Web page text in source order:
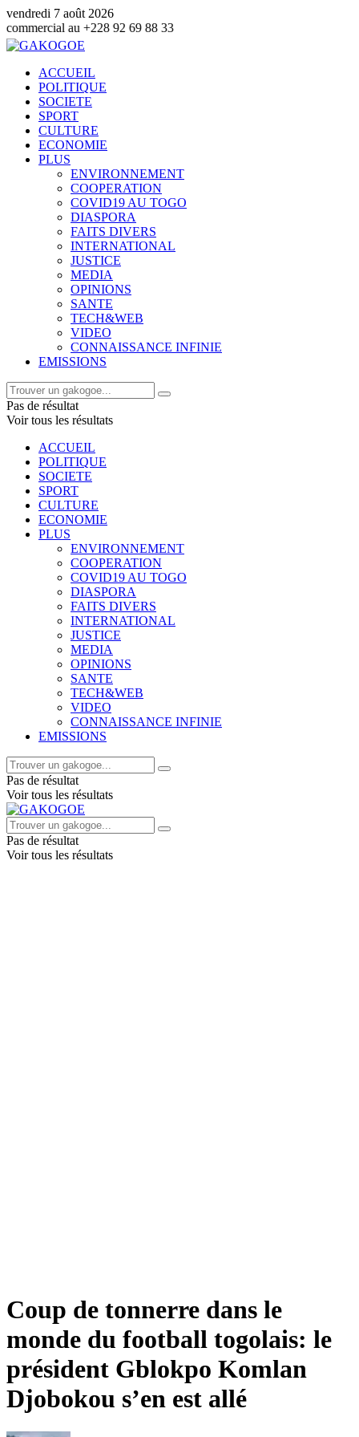
vendredi 7 août 2026
+228 92 69 88 33
ACCUEIL
POLITIQUE
SOCIETE
SPORT
CULTURE
ECONOMIE
PLUS
ENVIRONNEMENT
COOPERATION
COVID19 AU TOGO
DIASPORA
FAITS DIVERS
INTERNATIONAL
JUSTICE
MEDIA
OPINIONS
SANTE
TECH&WEB
VIDEO
CONNAISSANCE INFINIE
EMISSIONS
Pas de résultat
Voir tous les résultats
ACCUEIL
POLITIQUE
SOCIETE
SPORT
CULTURE
ECONOMIE
PLUS
ENVIRONNEMENT
COOPERATION
COVID19 AU TOGO
DIASPORA
FAITS DIVERS
INTERNATIONAL
JUSTICE
MEDIA
OPINIONS
SANTE
TECH&WEB
VIDEO
CONNAISSANCE INFINIE
EMISSIONS
Pas de résultat
Voir tous les résultats
Pas de résultat
Voir tous les résultats
Coup de tonnerre dans le
monde du football togolais: le
président Gblokpo Komlan
Djobokou s’en est allé